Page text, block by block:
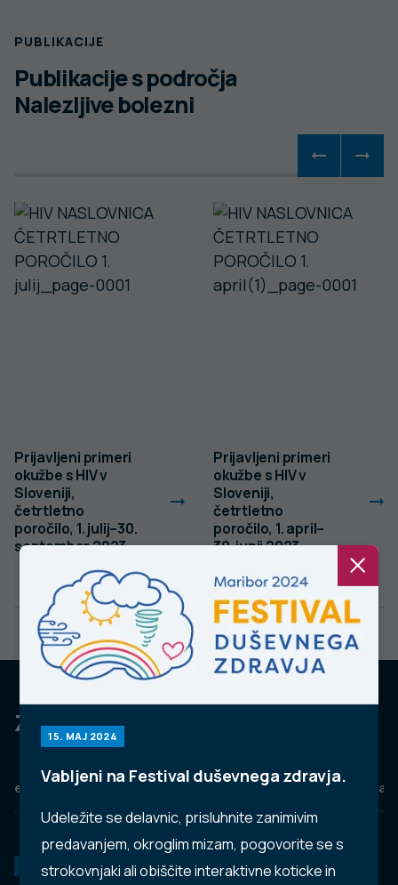
15. MAJ 2024
Vabljeni na Festival duševnega zdravja.
Udeležite se delavnic, prisluhnite zanimivim
predavanjem, okroglim mizam, pogovorite se s
strokovnjaki ali obiščite interaktivne koticke in
PUBLIKACIJE
Publikacije s področja
Nalezljive bolezni
Prijavljeni primeri
okužbe s HIV v
Sloveniji,
četrtletno
poročilo, 1. julij–30.
september 2023
Prijavljeni primeri
okužbe s HIV v
Sloveniji,
četrtletno
poročilo, 1. april–
30. junij 2023
Za dobro javno zdravje
eZdravje Podatkovni portal NIJZ ambulante
KORONAVIRUS